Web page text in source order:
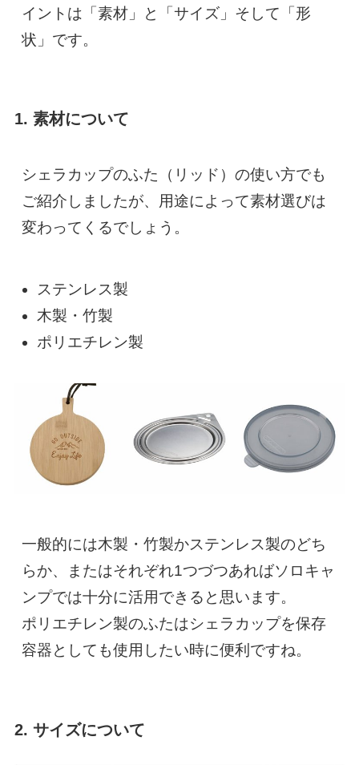
イントは「素材」と「サイズ」そして「形
状」です。
1. 素材について
シェラカップのふた（リッド）の使い方でも
ご紹介しましたが、用途によって素材選びは
変わってくるでしょう。
ステンレス製
木製・竹製
ポリエチレン製
一般的には木製・竹製かステンレス製のどち
らか、またはそれぞれ1つづつあればソロキャ
ンプでは十分に活用できると思います。
ポリエチレン製のふたはシェラカップを保存
容器としても使用したい時に便利ですね。
2. サイズについて